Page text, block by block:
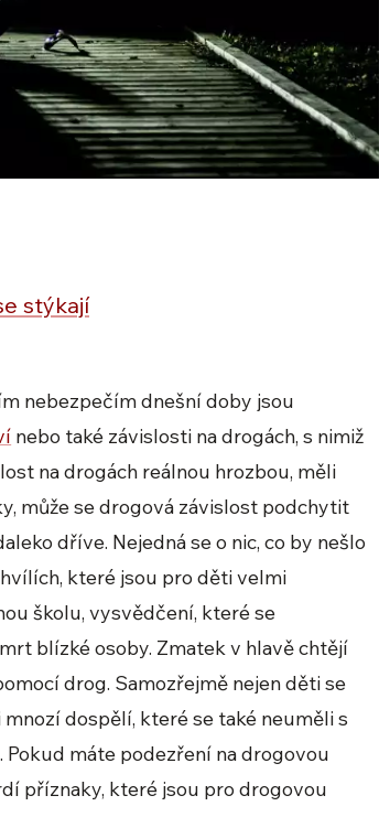
stýkají
nebezpečím dnešní doby jsou
nebo také závislosti na drogách, s nimiž
na drogách reálnou hrozbou, měli
může se drogová závislost podchytit
dříve. Nejedná se o nic, co by nešlo
které jsou pro děti velmi
školu, vysvědčení, které se
blízké osoby. Zmatek v hlavě chtějí
drog. Samozřejmě nejen děti se
dospělí, které se také neuměli s
máte podezření na drogovou
příznaky, které jsou pro drogovou